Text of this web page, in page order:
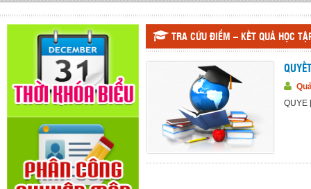
TRA CỨU ĐIỂM – KẾT QUẢ HỌC
QUYE